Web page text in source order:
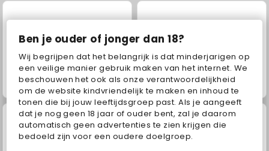
Ben je ouder of jonger dan 18?
Wij begrijpen dat het belangrijk is dat minderjarigen op
een veilige manier gebruik maken van het internet. We
beschouwen het ook als onze verantwoordelijkheid
om de website kindvriendelijk te maken en inhoud te
tonen die bij jouw leeftijdsgroep past. Als je aangeeft
dat je nog geen 18 jaar of ouder bent, zal je daarom
automatisch geen advertenties te zien krijgen die
bedoeld zijn voor een oudere doelgroep.
Juice Merge Royal Story